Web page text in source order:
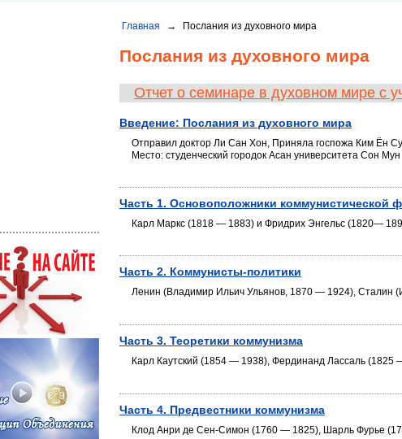
Главная → Послания из духовного мира
Послания из духовного мира
Отчет о семинаре в духовном мире с
Введение: Послания из духовного мира
Отправил доктор Ли Сан Хон, Приняла госпожа Ким Ён
Место: студенческий городок Асан университета Сон Мун
Часть 1. Основоположники коммунистической
Карл Маркс (1818 — 1883) и Фридрих Энгельс (1820—
Часть 2. Коммунисты-политики
Ленин (Владимир Ильич Ульянов, 1870 — 1924), Сталин
Часть 3. Теоретики коммунизма
Карл Каутский (1854 — 1938), Фердинанд Лассаль
Часть 4. Предвестники коммунизма
Клод Анри де Сен-Симон (1760 — 1825), Шарль Фурье